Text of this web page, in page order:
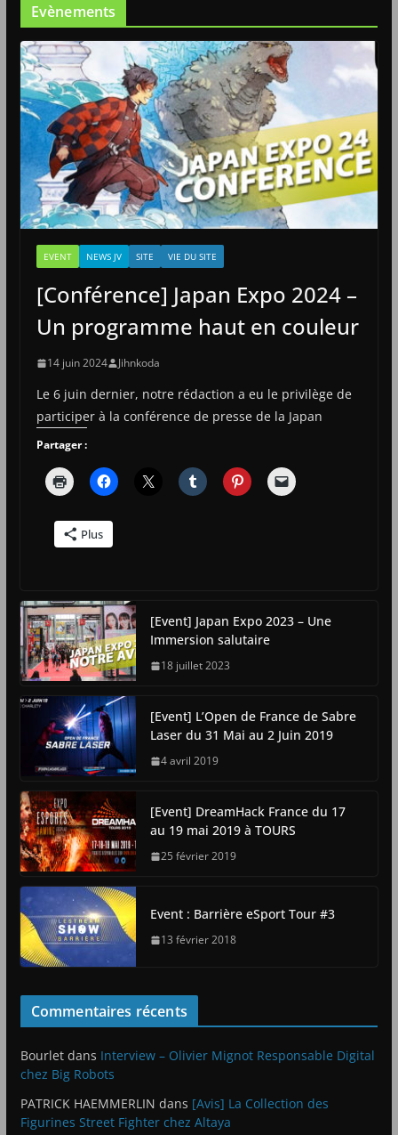
Evènements
EVENT NEWS JV SITE VIE DU SITE
[Conférence] Japan Expo 2024 –
Un programme haut en couleur
14 juin 2024 Jihnkoda
Le 6 juin dernier, notre rédaction a eu le privilège de
participer à la conférence de presse de la Japan
Partager :
Plus
[Event] Japan Expo 2023 – Une
Immersion salutaire
18 juillet 2023
[Event] L’Open de France de Sabre
Laser du 31 Mai au 2 Juin 2019
4 avril 2019
[Event] DreamHack France du 17
au 19 mai 2019 à TOURS
25 février 2019
Event : Barrière eSport Tour #3
13 février 2018
Commentaires récents
Bourletdans Interview – Olivier Mignot Responsable Digital
chez Big Robots
PATRICK HAEMMERLIN dans [Avis] La Collection des
Figurines Street Fighter chez Altaya